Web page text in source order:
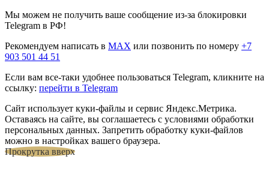
Мы можем не получить ваше сообщение из-за блокировки
Telegram в РФ!
Рекомендуем написать в MAX или позвонить по номеру +7
903 501 44 51
Если вам все-таки удобнее пользоваться Telegram, кликните на
ссылку: перейти в Telegram
Сайт использует куки-файлы и сервис Яндекс.Метрика.
Оставаясь на сайте, вы соглашаетесь с условиями обработки
персональных данных. Запретить обработку куки-файлов
можно в настройках вашего браузера.
Прокрутка вверх